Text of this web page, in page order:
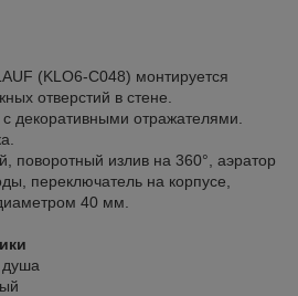
(KLO6-C048) монтируется
отверстий в стене.
декоративными отражателями.
поворотный излив на 360°, аэратор
переключатель на корпусе,
40 мм.
душа